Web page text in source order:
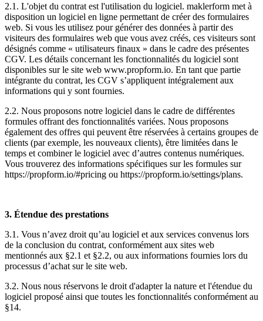
2.1. L'objet du contrat est l'utilisation du logiciel. maklerform met à
disposition un logiciel en ligne permettant de créer des formulaires
web. Si vous les utilisez pour générer des données à partir des
visiteurs des formulaires web que vous avez créés, ces visiteurs sont
désignés comme « utilisateurs finaux » dans le cadre des présentes
CGV. Les détails concernant les fonctionnalités du logiciel sont
disponibles sur le site web www.propform.io. En tant que partie
intégrante du contrat, les CGV s’appliquent intégralement aux
informations qui y sont fournies.
2.2. Nous proposons notre logiciel dans le cadre de différentes
formules offrant des fonctionnalités variées. Nous proposons
également des offres qui peuvent être réservées à certains groupes de
clients (par exemple, les nouveaux clients), être limitées dans le
temps et combiner le logiciel avec d’autres contenus numériques.
Vous trouverez des informations spécifiques sur les formules sur
https://propform.io/#pricing ou https://propform.io/settings/plans.
‍3. Étendue des prestations
3.1. Vous n’avez droit qu’au logiciel et aux services convenus lors
de la conclusion du contrat, conformément aux sites web
mentionnés aux §2.1 et §2.2, ou aux informations fournies lors du
processus d’achat sur le site web.
3.2. Nous nous réservons le droit d'adapter la nature et l'étendue du
logiciel proposé ainsi que toutes les fonctionnalités conformément au
§14.